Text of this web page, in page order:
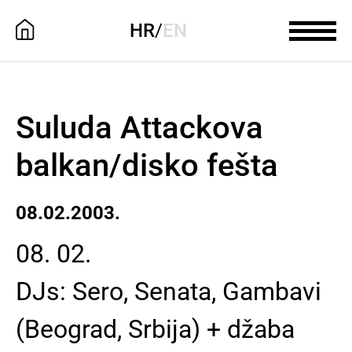
HR/EN
Suluda Attackova
balkan/disko fešta
08.02.2003.
08. 02.
DJs: Sero, Senata, Gambavi
(Beograd, Srbija) + džaba